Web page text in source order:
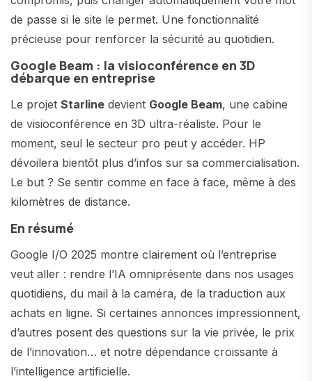
de passe si le site le permet. Une fonctionnalité
précieuse pour renforcer la sécurité au quotidien.
Google Beam : la visioconférence en 3D
débarque en entreprise
Le projet Starline devient Google Beam, une cabine
de visioconférence en 3D ultra-réaliste. Pour le
moment, seul le secteur pro peut y accéder. HP
dévoilera bientôt plus d’infos sur sa commercialisation.
Le but ? Se sentir comme en face à face, même à des
kilomètres de distance.
En résumé
Google I/O 2025 montre clairement où l’entreprise
veut aller : rendre l’IA omniprésente dans nos usages
quotidiens, du mail à la caméra, de la traduction aux
achats en ligne. Si certaines annonces impressionnent,
d’autres posent des questions sur la vie privée, le prix
de l’innovation… et notre dépendance croissante à
l’intelligence artificielle.